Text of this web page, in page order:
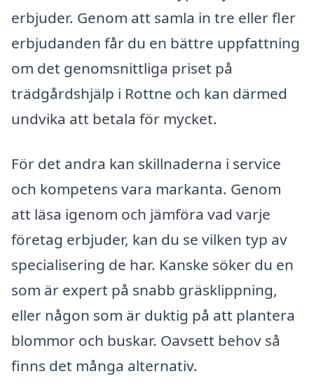
erbjuder. Genom att samla in tre eller fler
erbjudanden får du en bättre uppfattning
om det genomsnittliga priset på
trädgårdshjälp i Rottne och kan därmed
undvika att betala för mycket.
För det andra kan skillnaderna i service
och kompetens vara markanta. Genom
att läsa igenom och jämföra vad varje
företag erbjuder, kan du se vilken typ av
specialisering de har. Kanske söker du en
som är expert på snabb gräsklippning,
eller någon som är duktig på att plantera
blommor och buskar. Oavsett behov så
finns det många alternativ.